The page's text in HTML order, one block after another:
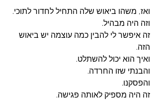
ואז, משהו ביאוש שלה התחיל לחדור לתוכי.
וזה היה מבהיל.
זה איפשר לי להבין כמה עוצמה יש ביאוש
הזה.
ואיך הוא יכול להשתלט.
והבנתי שזו החרדה.
והפסקנו.
זה היה מספיק לאותה פגישה.